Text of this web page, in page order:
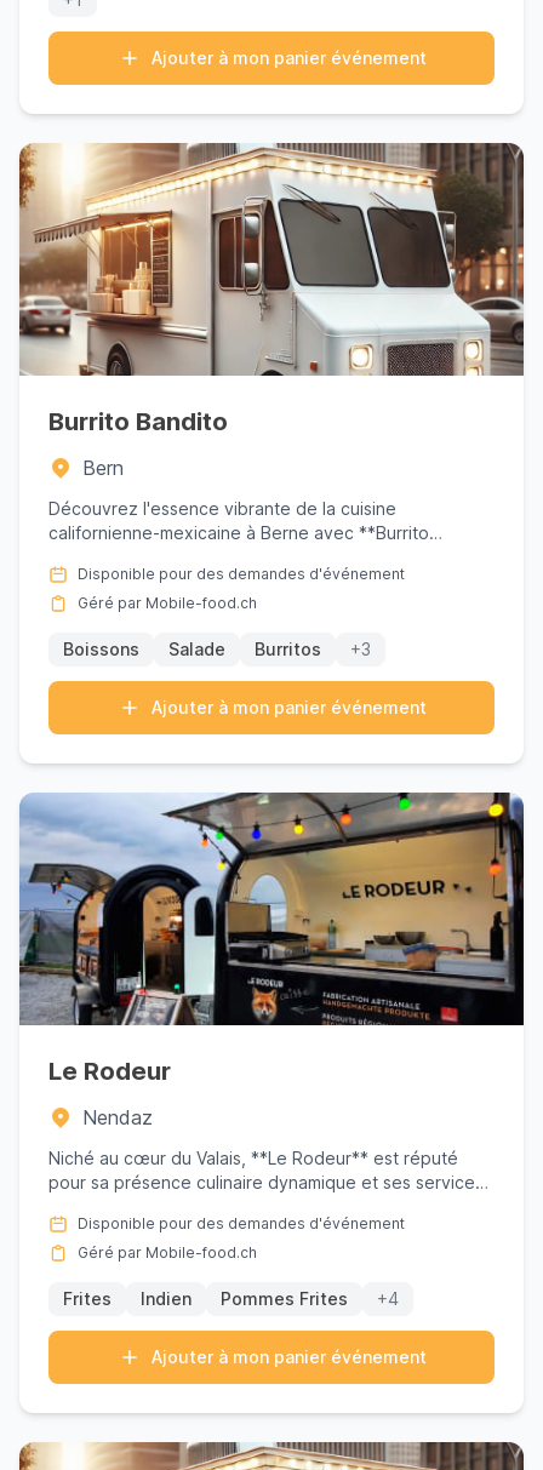
Ajouter à mon panier événement
Burrito Bandito
Bern
Découvrez l'essence vibrante de la cuisine
californienne-mexicaine à Berne avec **Burrito
Disponible pour des demandes d'événement
Géré par Mobile-food.ch
Boissons Salade Burritos +3
Ajouter à mon panier événement
Le Rodeur
Nendaz
Niché au cœur du Valais, **Le Rodeur** est réputé
pour sa présence culinaire dynamique et ses services
Disponible pour des demandes d'événement
Géré par Mobile-food.ch
Frites Indien Pommes Frites +4
Ajouter à mon panier événement